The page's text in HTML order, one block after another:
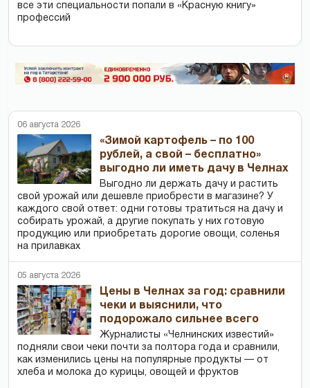
все эти специальности попали в «Красную книгу»
профессий
06 августа 2026
«Зимой картофель – по 100
рублей, а свой – бесплатно»
выгодно ли иметь дачу в Челнах
Выгодно ли держать дачу и растить
свой урожай или дешевле приобрести в магазине? У
каждого свой ответ: одни готовы тратиться на дачу и
собирать урожай, а другие покупать у них готовую
продукцию или приобретать дорогие овощи, соленья
на прилавках
05 августа 2026
Цены в Челнах за год: сравнили
чеки и выяснили, что
подорожало сильнее всего
Журналисты «Челнинских известий»
подняли свои чеки почти за полтора года и сравнили,
как изменились цены на популярные продукты — от
хлеба и молока до курицы, овощей и фруктов